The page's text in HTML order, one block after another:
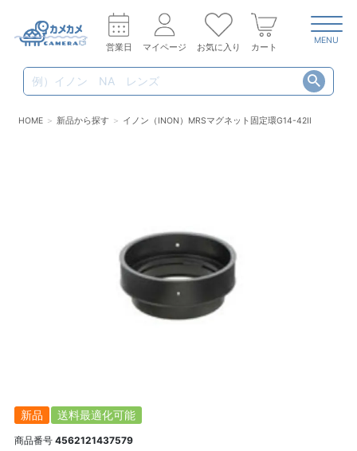
営業日 マイページ お気に入り カート
MENU
HOME 新品から探す イノン（INON）MRSマグネット固定環G14-42II
新品 送料最適化可能
商品番号 4562121437579